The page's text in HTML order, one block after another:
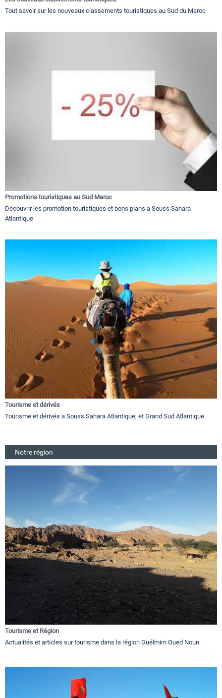
Tout savoir sur les nouveaux classements touristiques au Sud du Maroc
Promotions touristiques au Sud Maroc
Découvrir les promotion touristiques et bons plans a Souss Sahara
Atlantique
Tourisme et dérivés
Tourisme et dérivés a Souss Sahara Atlantique, et Grand Sud Atlantique
Notre région
Tourisme et Région
Actualités et articles sur tourisme dans la région Guélmim Oued Noun.